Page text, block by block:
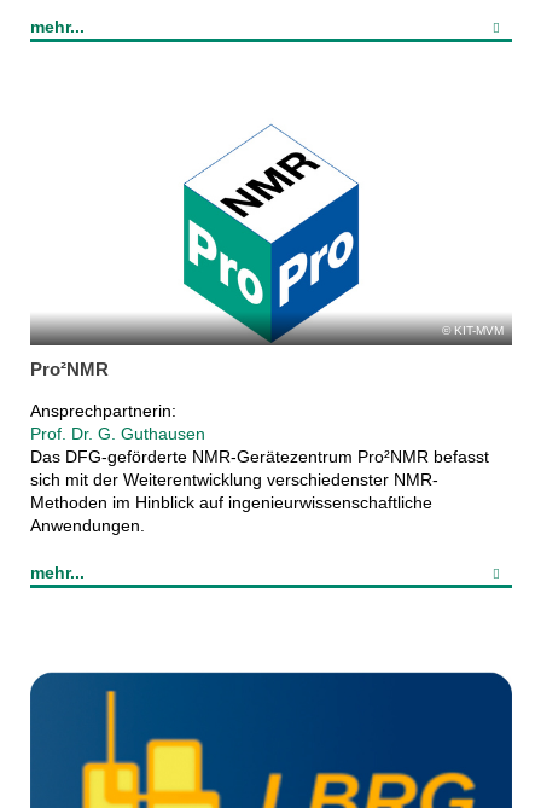
mehr...
KIT-MVM
Pro²NMR
Ansprechpartnerin:
Prof. Dr. G. Guthausen
Das DFG-geförderte NMR-Gerätezentrum Pro²NMR befasst
sich mit der Weiterentwicklung verschiedenster NMR-
Methoden im Hinblick auf ingenieurwissenschaftliche
Anwendungen.
mehr...